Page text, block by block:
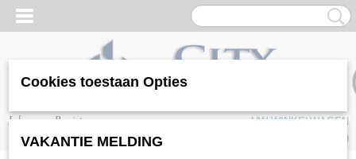
Inloggen Registreren
UW WINKELWAGEN
(0)
Cookies toestaan Opties
VAKANTIE MELDING